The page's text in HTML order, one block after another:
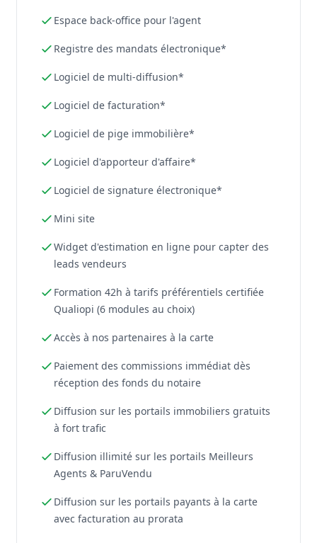
Espace back-office pour l'agent
Registre des mandats électronique*
Logiciel de multi-diffusion*
Logiciel de facturation*
Logiciel de pige immobilière*
Logiciel d'apporteur d'affaire*
Logiciel de signature électronique*
Mini site
Widget d'estimation en ligne pour capter des
leads vendeurs
Formation 42h à tarifs préférentiels certifiée
Qualiopi (6 modules au choix)
Accès à nos partenaires à la carte
Paiement des commissions immédiat dès
réception des fonds du notaire
Diffusion sur les portails immobiliers gratuits
à fort trafic
Diffusion illimité sur les portails Meilleurs
Agents & ParuVendu
Diffusion sur les portails payants à la carte
avec facturation au prorata